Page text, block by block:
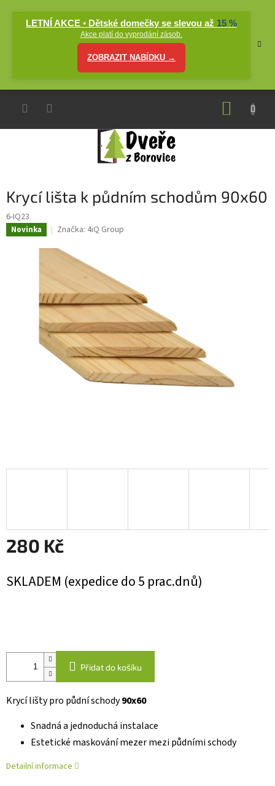
LETNÍ AKCE • Dětské domečky se slevou až 15 %
Akce platí do vyprodání zásob.
ZOBRAZIT NABÍDKU →
Krycí lišta k půdním schodům 90x60
6-IQ23
Novinka Značka: 4iQ Group
280 Kč
cena:
SKLADEM (expedice do 5 prac.dnů)
Přidat do košíku
Krycí lišty pro půdní schody90x60
Snadná a jednoduchá instalace
Estetické maskování mezer mezi půdními schody
Detailní informace